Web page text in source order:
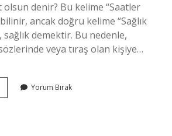
denir? Bu kelime “Saatler
ancak doğru kelime “Sağlık
sağlık demektir. Bu nedenle,
veya tıraş olan kişiye…
Yorum Bırak